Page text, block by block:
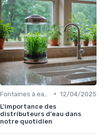
• 12/04/2025
L'importance des
distributeurs d'eau dans
notre quotidien